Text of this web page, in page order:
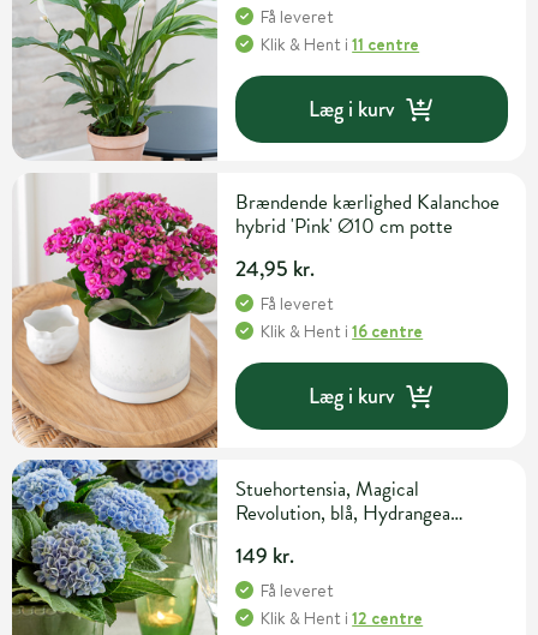
Få leveret
Klik & Hent i11 centre
Læg i kurv
Brændende kærlighed Kalanchoe
hybrid 'Pink' Ø10 cm potte
24,95 kr.
Få leveret
Klik & Hent i16 centre
Læg i kurv
Stuehortensia, Magical
Revolution, blå, Hydrangea
149 kr.
Få leveret
Klik & Hent i12 centre